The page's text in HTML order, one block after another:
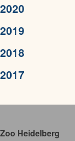
2020
2019
2018
2017
Zoo Heidelberg